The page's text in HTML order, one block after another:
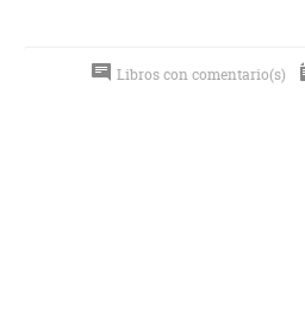
Libros con comentario(s)